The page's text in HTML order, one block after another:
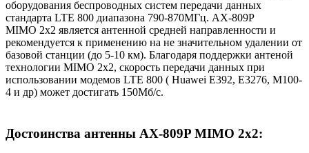
оборудования беспроводных систем передачи данных
стандарта LTE 800 диапазона 790-870МГц. АX-809P
MIMO 2х2 является антенной средней направленности и
рекомендуется к применению на не значительном удалении от
базовой станции (до 5-10 км). Благодаря поддержки антеной
технологии MIMO 2x2, скорость передачи данных при
использовании модемов LTE 800 ( Huawei E392, Е3276, М100-
4 и др) может достигать 150Мб/с.
Достоинства антенны АX-809P MIMO 2х2: